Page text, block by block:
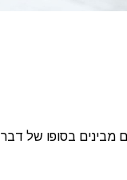
מבינים בסופו של דבר